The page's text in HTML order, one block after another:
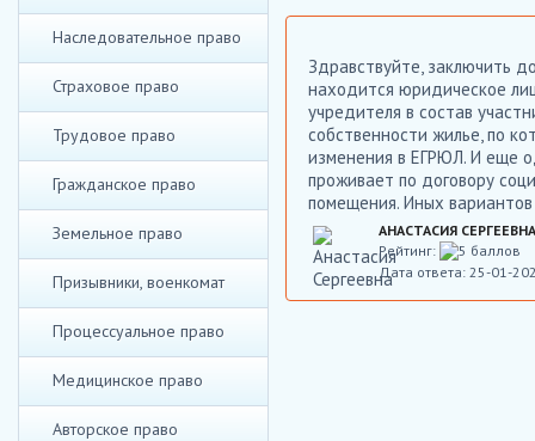
Наследовательное право
Страховое право
Трудовое право
Гражданское право
Земельное право
Призывники, военкомат
Процессуальное право
Медицинское право
Авторское право
Здравствуйте, заключить
находится юридическое
учредителя в состав
собственности жилье, по
изменения в ЕГРЮЛ. И еще
проживает по договору
помещения. Иных
АНАСТАСИЯ СЕРГЕЕВНА
Рейтинг:
Дата ответа: 25-01-